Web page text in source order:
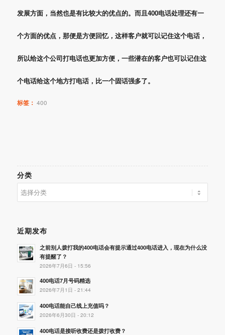
发展方面，当然也是有比较大的优点的。而且400电话处理还有一
个方面的优点，那便是方便回忆，这样客户就可以记住这个电话，
所以给这个公司打电话也更加方便，一些潜在的客户也可以记住这
个电话给这个地方打电话，比一个固话强多了。
标签： 400
分类
类
近期发布
之前别人拨打我的400电话会有提示通过400电话进入，现在为什么没
有提醒了？
2026年7月6日 - 15:56
400电话7月号码精选
2026年7月1日 - 21:44
400电话能自己线上充值吗？
2026年6月30日 - 20:12
400电话是接听收费还是拨打收费？